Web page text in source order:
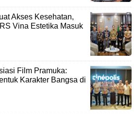
Akses Kesehatan,
Vina Estetika Masuk
Film Pramuka:
Karakter Bangsa di